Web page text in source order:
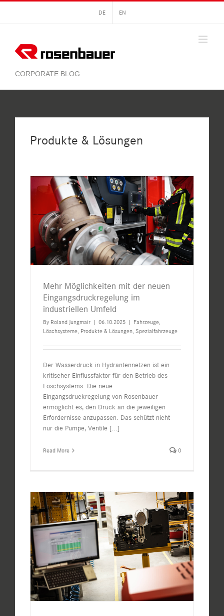
springen
DE EN
Produkte & Lösungen
Mehr Möglichkeiten mit der neuen
Eingangsdruckregelung im
industriellen Umfeld
By Roland Jungmair | 06.10.2025 | Fahrzeuge
Löschsysteme Produkte & Lösungen Spezialfahrzeuge
Der Wasserdruck in Hydrantennetzen ist ein
kritischer Einflussfaktor für den Betrieb des
Löschsystems. Die neue
Eingangsdruckregelung von Rosenbauer
ermöglicht es, den Druck an die jeweiligen
Erfordernisse anzupassen. Das schützt nicht
nur die Pumpe, Ventile [...]
Read More 0